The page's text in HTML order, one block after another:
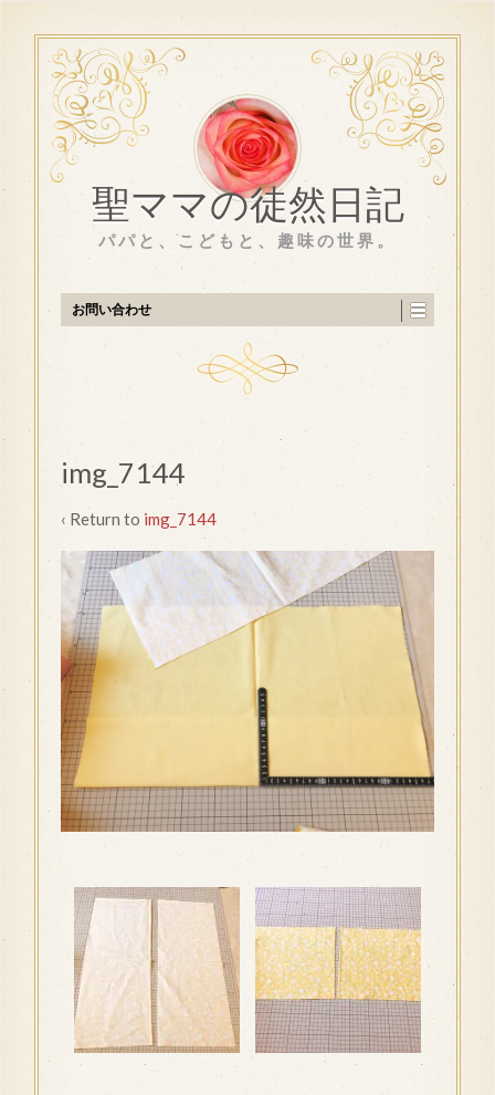
聖ママの徒然日記
パパと、こどもと、趣味の世界。
お問い合わせ
img_7144
‹ Return to img_7144